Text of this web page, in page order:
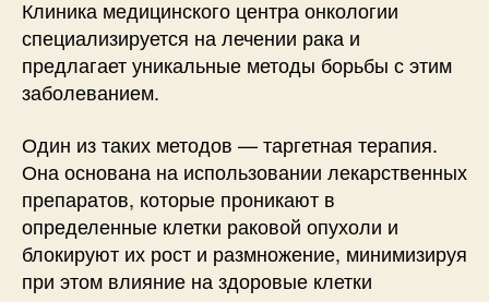
Клиника медицинского центра онкологии
специализируется на лечении рака и
предлагает уникальные методы борьбы с этим
заболеванием.
Один из таких методов — таргетная терапия.
Она основана на использовании лекарственных
препаратов, которые проникают в
определенные клетки раковой опухоли и
блокируют их рост и размножение, минимизируя
при этом влияние на здоровые клетки